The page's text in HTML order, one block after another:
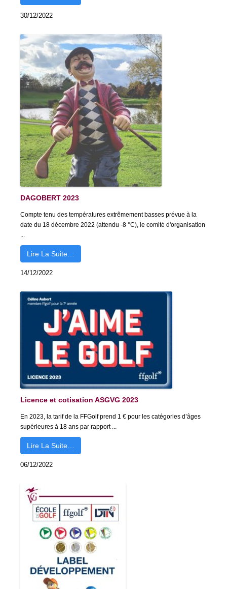
30/12/2022
DAGOBERT 2023
Compte tenu des températures extrêmement basses prévue à la
date du 18 décembre 2022 (attendu -8 °C), le comité d'organisation
...
Lire La Suite…
14/12/2022
Licence et cotisation ASGVG 2023
En 2023, la tarif de la FFGolf prend 1 € pour les catégories d’âges
supérieures à 18 ans par rapport ...
Lire La Suite…
06/12/2022